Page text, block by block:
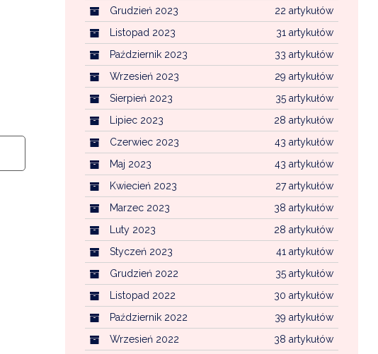
22 artykułów
Grudzień 2023
31 artykułów
Listopad 2023
33 artykułów
Październik 2023
29 artykułów
Wrzesień 2023
35 artykułów
Sierpień 2023
28 artykułów
Lipiec 2023
43 artykułów
Czerwiec 2023
43 artykułów
Maj 2023
27 artykułów
Kwiecień 2023
38 artykułów
Marzec 2023
28 artykułów
Luty 2023
41 artykułów
Styczeń 2023
35 artykułów
Grudzień 2022
30 artykułów
Listopad 2022
39 artykułów
Październik 2022
38 artykułów
Wrzesień 2022